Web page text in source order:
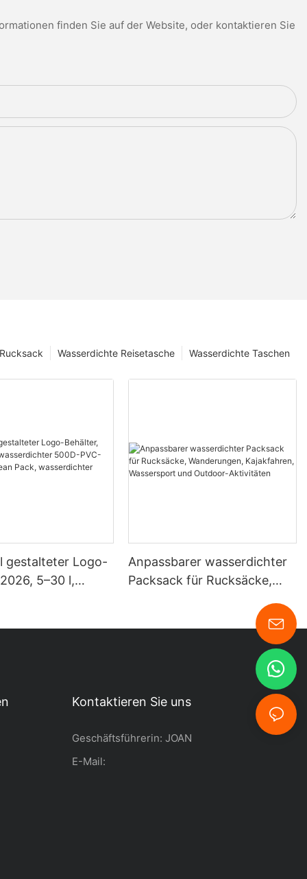
finden Sie auf der Website, oder kontaktieren Sie
Wasserdichte Taschen
Wasserdichte Reisetasche
gestalteter Logo-
5–30 l,
Anpassbarer wasserdichter
Packsack für Rucksäcke,
Wassersport und Outdoor-
Kontaktieren Sie uns
Geschäftsführerin: JOAN
E-Mail: